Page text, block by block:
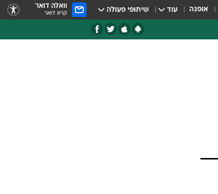
אופנה עוד שיתופי פעולה וואלה דואר
קרא דואר